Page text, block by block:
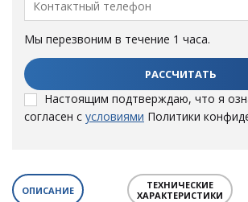
Мы перезвоним в течение 1 часа.
Настоящим подтверждаю, что я
согласен с условиями Политики
ОПИСАНИЕ
ТЕХНИЧЕСКИЕ
ХАРАКТЕРИСТИКИ